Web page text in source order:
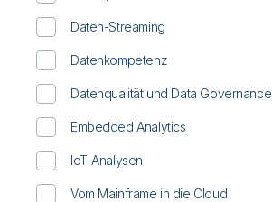
Daten-Streaming
Datenkompetenz
Datenqualität und Data Governance
Embedded Analytics
IoT-Analysen
Vom Mainframe in die Cloud